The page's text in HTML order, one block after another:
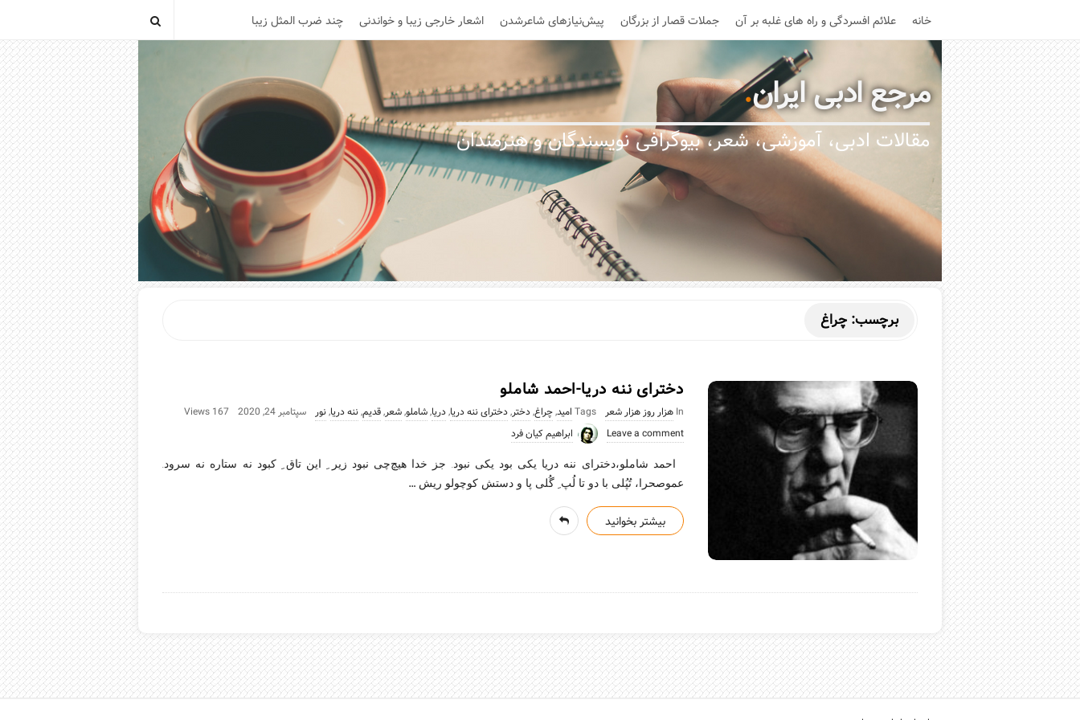
خانه علائم افسردگی و راه های غلبه بر آن جملات قصار از بزرگان پیش‌نیازهای شاعرشدن اشعار خارجی زیبا و خواندنی چند ضرب المثل زیبا
مرجع ادبی ایران.
مقالات ادبی، آموزشی، شعر، بیوگرافی نویسندگان و هنرمندان
برچسب: چراغ
دخترای ننه دریا-احمد شاملو
In هزار روز هزار شعر Tags امید,چراغ,دختر,دخترای ننه دریا,دریا,شاملو,شعر,قدیم,ننه دریا,نور سپتامبر 24, 2020
167 Views
Leave a comment
ابراهیم کیان فرد
احمد شاملو،دخترای ننه دریا یکی بود یکی نبود. جز خدا هیچ‌چی نبود زیر ِ این تاق ِ کبود نه ستاره نه سرود.
عموصحرا، تُپُلی با دو تا لُپ ِ گُلی پا و دستش کوچولو ریش …
بیشتر بخوانید